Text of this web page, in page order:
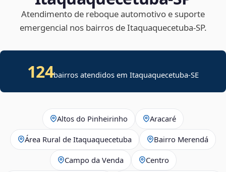
Atendimento de reboque automotivo e suporte
emergencial nos bairros de Itaquaquecetuba‑SP.
124bairros atendidos emItaquaquecetuba-SE
Altos do Pinheirinho Aracaré
Área Rural de Itaquaquecetuba Bairro Merendá
Campo da Venda Centro